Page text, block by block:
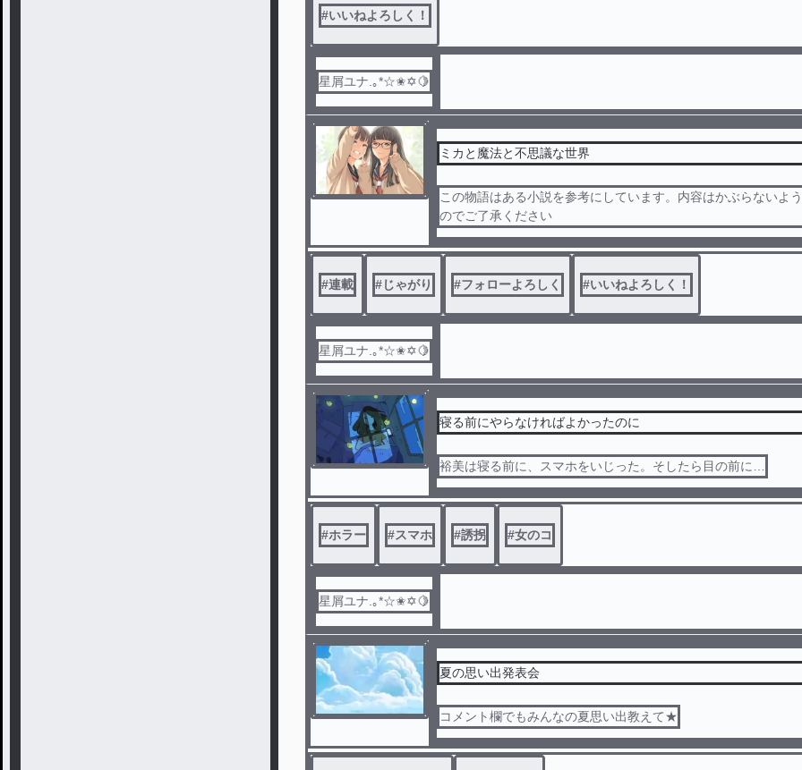
#いいねよろしく！
星屑ユナ.｡*☆✬✡🍋
ミカと魔法と不思議な世界
この物語はある小説を参考にしています。内容はかぶらないよ
のでご了承ください
#連載 #じゃがり #フォローよろしく #いいねよろしく！
星屑ユナ.｡*☆✬✡🍋
寝る前にやらなければよかったのに
裕美は寝る前に、スマホをいじった。そしたら目の前に…
#ホラー #スマホ #誘拐 #女のコ
星屑ユナ.｡*☆✬✡🍋
夏の思い出発表会
コメント欄でもみんなの夏思い出教えて★